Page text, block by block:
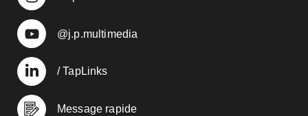
@j.p.multimedia
/ TapLinks
Message rapide